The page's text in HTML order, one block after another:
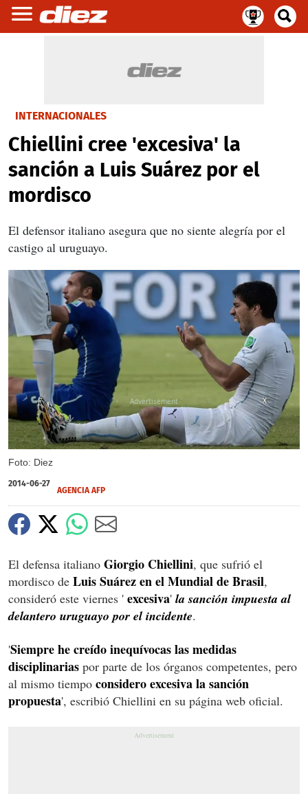
INTERNACIONALES
Chiellini cree 'excesiva' la
sanción a Luis Suárez por el
mordisco
El defensor italiano asegura que no siente alegría por el
castigo al uruguayo.
Foto: Diez
X
2014-06-27
AGENCIA AFP
El defensa italiano Giorgio Chiellini, que sufrió el
mordisco de Luis Suárez en el Mundial de Brasil,
consideró este viernes ' excesiva' la sanción impuesta al
delantero uruguayo por el incidente.
'Siempre he creído inequívocas las medidas
disciplinarias por parte de los órganos competentes, pero
al mismo tiempo considero excesiva la sanción
propuesta', escribió Chiellini en su página web oficial.